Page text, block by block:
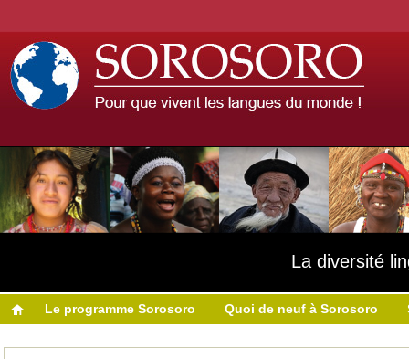
La diversité
Le programme Sorosoro Quoi de neuf à Sorosoro